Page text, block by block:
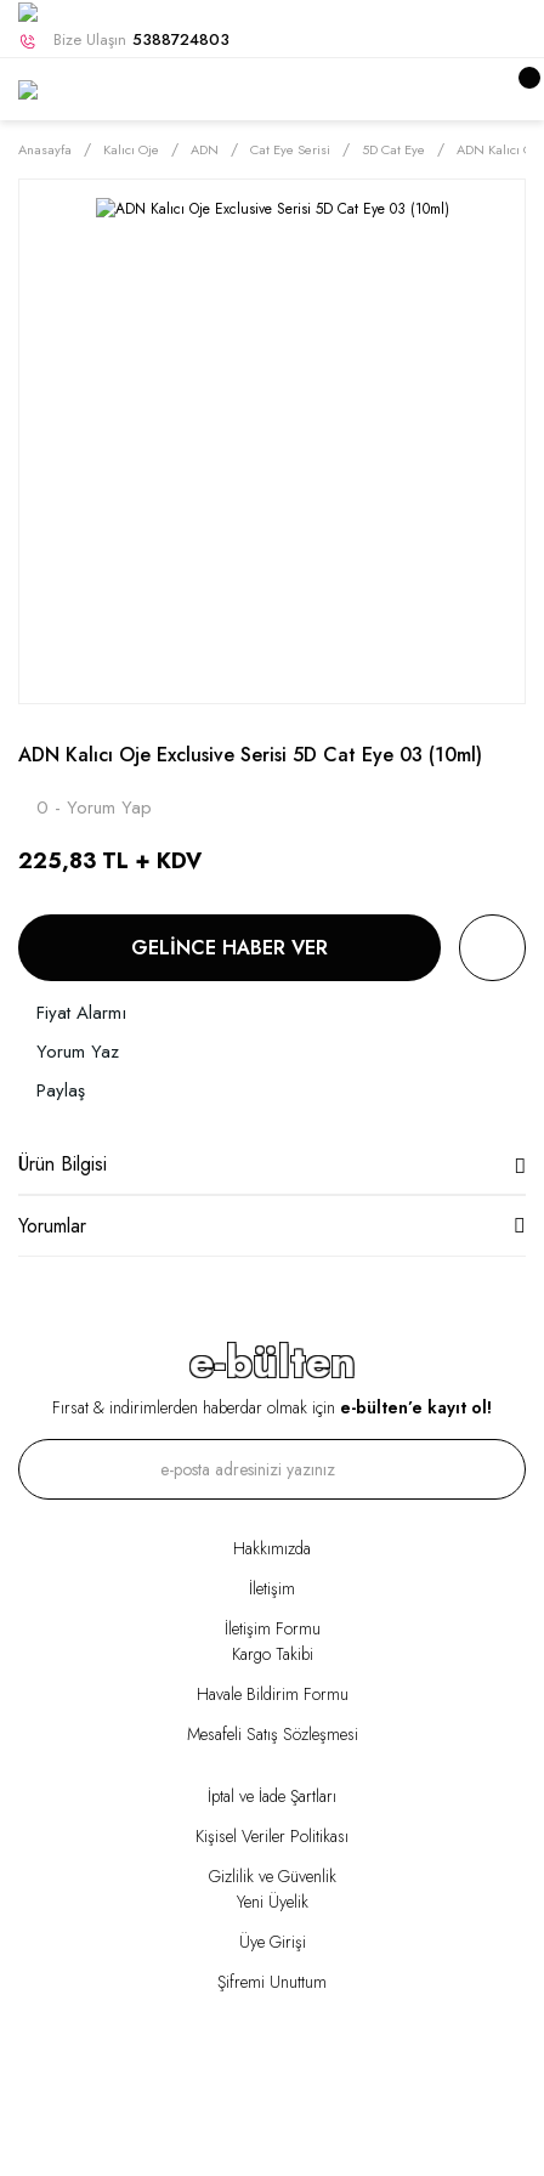
Bize Ulaşın 5388724803
Anasayfa Kalıcı Oje ADN Cat Eye Serisi 5D Cat Eye ADN Kalıcı
ADN Kalıcı Oje Exclusive Serisi 5D Cat Eye 03 (10ml)
0 - Yorum Yap
225,83 TL + KDV
GELİNCE HABER VER
Fiyat Alarmı
Yorum Yaz
Paylaş
Ürün Bilgisi
Yorumlar
e-bülten
Fırsat & indirimlerden haberdar olmak için e-bülten’e kayıt ol!
Hakkımızda
İletişim
İletişim Formu
Kargo Takibi
Havale Bildirim Formu
Mesafeli Satış Sözleşmesi
İptal ve İade Şartları
Kişisel Veriler Politikası
Gizlilik ve Güvenlik
Yeni Üyelik
Üye Girişi
Şifremi Unuttum